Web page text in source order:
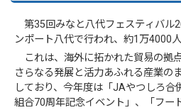
第35回みなと八代フェスティバル
ンポート八代で行われ、約1万4000
これは、海外に拓かれた貿易の拠
さらなる発展と活力あふれる産業の
しており、今年度は「JAやつしろ合
組合70周年記念イベント」、「フー